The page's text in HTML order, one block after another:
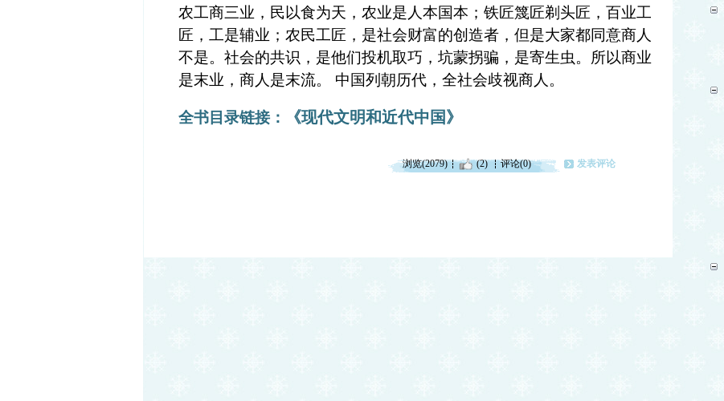
农工商三业，民以食为天，农业是人本国本；铁匠篾匠剃头匠，百业工
匠，工是辅业；农民工匠，是社会财富的创造者，但是大家都同意商人
不是。社会的共识，是他们投机取巧，坑蒙拐骗，是寄生虫。所以商业
是末业，商人是末流。 中国列朝历代，全社会歧视商人。
全书目录链接： 《现代文明和近代中国》
浏览(2079) (2) 评论(0) 发表评论